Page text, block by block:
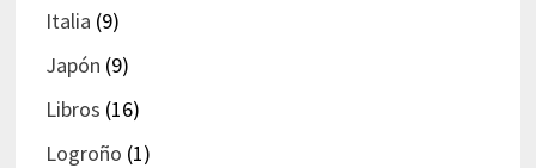
Italia (9)
Japón (9)
Libros (16)
Logroño (1)